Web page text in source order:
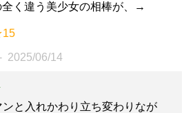
く違う美少女の相棒が、→
2025/06/14
ンと入れかわり立ち変わりなが